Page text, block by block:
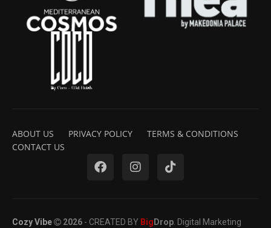
ABOUT US PRIVACY POLICY
TERMS & CONDITIONS
CONTACT US
Cozy Vibe 2026 - CREATED BY Big Drop . Digital Marketing